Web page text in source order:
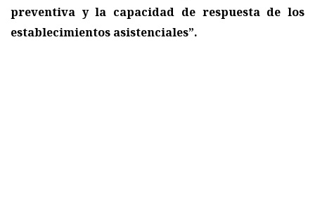
preventiva y la capacidad de respuesta de los
establecimientos asistenciales”.